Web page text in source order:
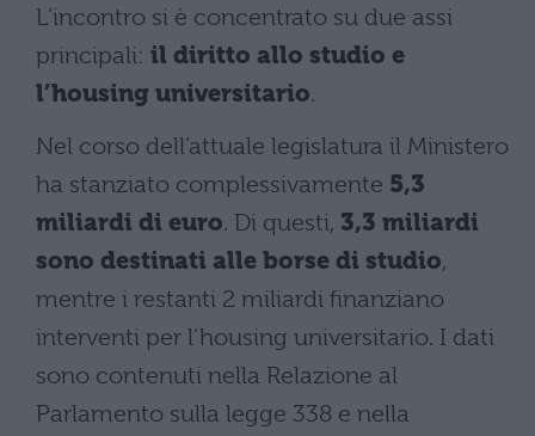
L’incontro si è concentrato su due assi
principali: il diritto allo studio e
l’housing universitario.
Nel corso dell’attuale legislatura il Ministero
ha stanziato complessivamente 5,3
miliardi di euro. Di questi, 3,3 miliardi
sono destinati alle borse di studio,
mentre i restanti 2 miliardi finanziano
interventi per l’housing universitario. I dati
sono contenuti nella Relazione al
Parlamento sulla legge 338 e nella